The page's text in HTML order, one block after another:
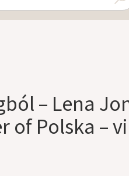
– Lena
of Polska –